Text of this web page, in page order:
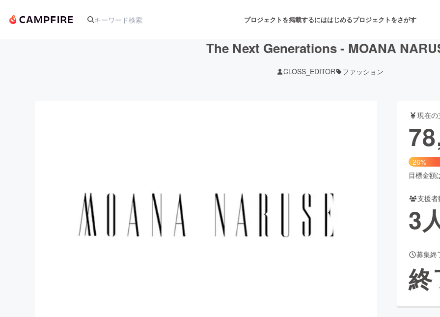
プロジェクトを掲載するにははじめるプロジェクトをさがす
舞台・パフォーマンス
ビジネス・起業 チャレンジ ビューティー・ヘルスケ
まちづくり・地域活性化
The Next Generations - MOANA
CLOSS_EDITOR ファッション
現在
26%
目標金額
支援者
3
募集終
終